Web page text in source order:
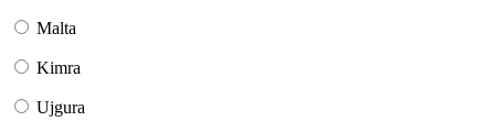
Malta
Kimra
Ujgura